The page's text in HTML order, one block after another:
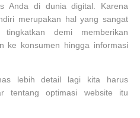
Anda di dunia digital. Karena
merupakan hal yang sangat
demi memberikan
ke konsumen hingga informasi
lebih detail lagi kita harus
tentang optimasi website itu